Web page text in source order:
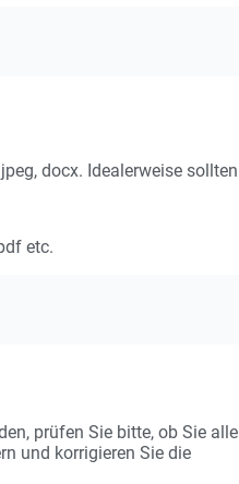
docx. Idealerweise sollten
etc.
prüfen Sie bitte, ob Sie alle
und korrigieren Sie die